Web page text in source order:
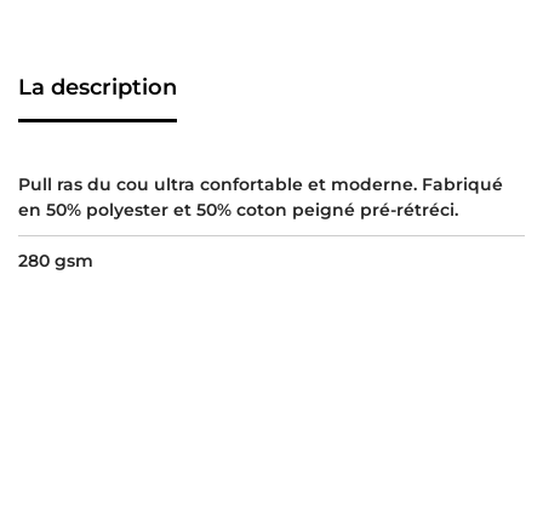
La description
Pull ras du cou ultra confortable et moderne. Fabriqué
en 50% polyester et 50% coton peigné pré-rétréci.
280 gsm